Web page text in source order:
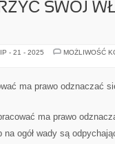
SWÓJ
- 21 - 2025
MOŻLIWOŚĆ
ma prawo odznaczać
ma prawo
ogół wady są